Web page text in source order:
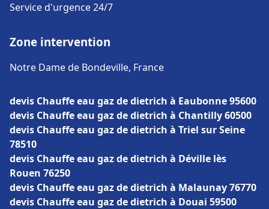
Service d'urgence 24/7
Zone intervention
Notre Dame de Bondeville, France
devis Chauffe eau gaz de dietrich à Eaubonne 95600
devis Chauffe eau gaz de dietrich à Chantilly 60500
devis Chauffe eau gaz de dietrich à Triel sur Seine
78510
devis Chauffe eau gaz de dietrich à Déville lès
Rouen 76250
devis Chauffe eau gaz de dietrich à Malaunay 76770
devis Chauffe eau gaz de dietrich à Douai 59500